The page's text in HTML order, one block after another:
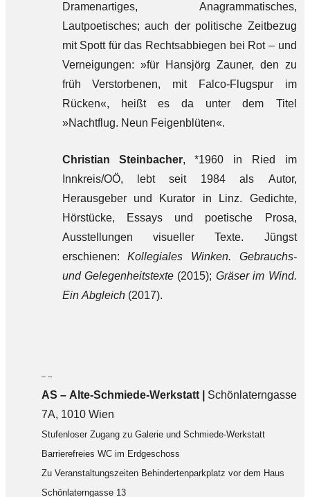
Dramenartiges, Anagrammatisches,
Lautpoetisches; auch der politische Zeitbezug
mit Spott für das Rechtsabbiegen bei Rot – und
Verneigungen: »für Hansjörg Zauner, den zu
früh Verstorbenen, mit Falco-Flugspur im
Rücken«, heißt es da unter dem Titel
»Nachtflug. Neun Feigenblüten«.
Christian Steinbacher, *1960 in Ried im
Innkreis/OÖ, lebt seit 1984 als Autor,
Herausgeber und Kurator in Linz. Gedichte,
Hörstücke, Essays und poetische Prosa,
Ausstellungen visueller Texte. Jüngst
erschienen: Kollegiales Winken. Gebrauchs-
und Gelegenheitstexte(2015); Gräser im Wind.
Ein Abgleich(2017).
– –
AS – Alte-Schmiede-Werkstatt | Schönlaterngasse
7A, 1010 Wien
Stufenloser Zugang zu Galerie und Schmiede-Werkstatt
Barrierefreies WC im Erdgeschoss
Zu Veranstaltungszeiten Behindertenparkplatz vor dem Haus
Schönlaterngasse 13